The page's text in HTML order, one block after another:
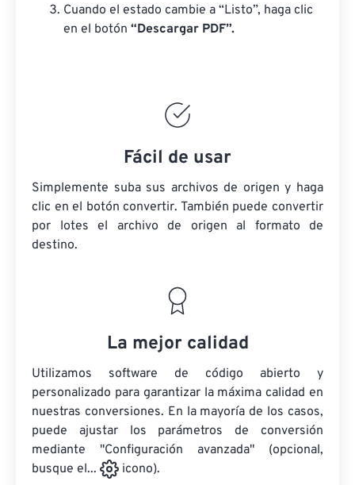
Cuando el estado cambie a “Listo”, haga clic
en el botón “Descargar PDF”.
Fácil de usar
Simplemente suba sus archivos de origen y haga
clic en el botón convertir. También puede convertir
por lotes el archivo de origen al formato de
destino.
La mejor calidad
Utilizamos software de código abierto y
personalizado para garantizar la máxima calidad en
nuestras conversiones. En la mayoría de los casos,
puede ajustar los parámetros de conversión
mediante "Configuración avanzada" (opcional,
busque el...
icono).